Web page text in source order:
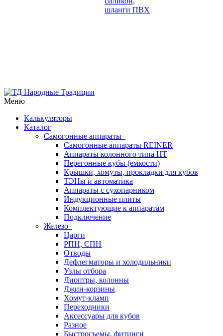
шланги ПВХ
Меню
Калькуляторы
Каталог
Самогонные аппараты
Самогонные аппараты REINER
Аппараты колонного типа НТ
Перегонные кубы (емкости)
Крышки, хомуты, прокладки для кубов
ТЭНы и автоматика
Аппараты с сухопарником
Индукционные плиты
Комплектующие к аппаратам
Подключение
Железо
Царги
РПН, СПН
Отводы
Дефлегматоры и холодильники
Узлы отбора
Диоптры, колонны
Джин-корзины
Хомут-кламп
Переходники
Аксессуары для кубов
Разное
Быстросъемы, фитинги